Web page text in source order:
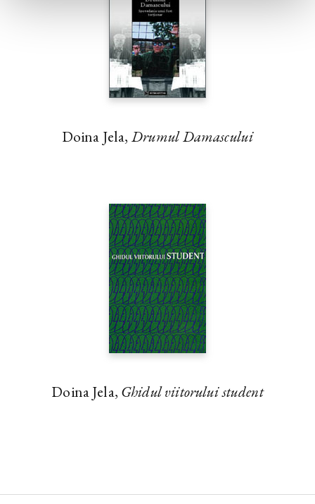
Doina Jela, Drumul Damascului
Doina Jela, Ghidul viitorului student